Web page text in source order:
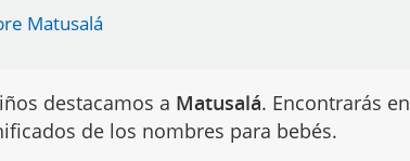
Matusalá
destacamos a Matusalá. Encontrarás en
de los nombres para bebés.